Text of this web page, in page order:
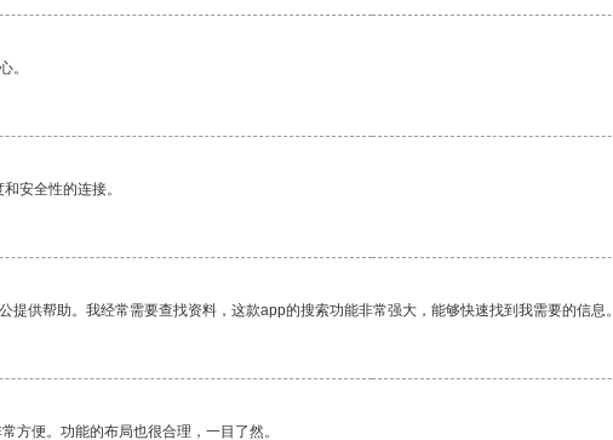
。
安全性的连接。
提供帮助。我经常需要查找资料，这款app的搜索功能非常强大，能够快速找到我需要的信息。
方便。功能的布局也很合理，一目了然。